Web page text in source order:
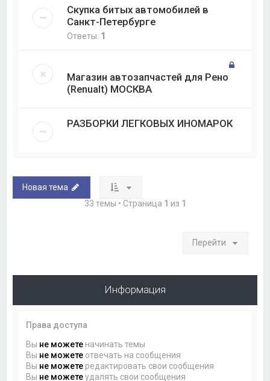
Скупка битых автомобилей в
Санкт-Петербурге
Ответы: 1
Магазин автозапчастей для Рено
(Renualt) МОСКВА
РАЗБОРКИ ЛЕГКОВЫХ ИНОМАРОК
Новая тема
33 темы • Страница 1 из 1
Перейти
Информация
Права доступа
Вы не можете начинать темы
Вы не можете отвечать на сообщения
Вы не можете редактировать свои сообщения
Вы не можетеудалять свои сообщения